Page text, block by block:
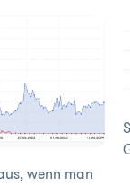
wenn man